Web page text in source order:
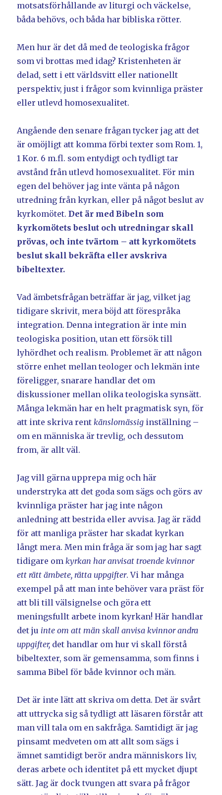
motsatsförhållande av liturgi och väckelse,
båda behövs, och båda har bibliska rötter.
Men hur är det då med de teologiska frågor
som vi brottas med idag? Kristenheten är
delad, sett i ett världsvitt eller nationellt
perspektiv, just i frågor som kvinnliga präster
eller utlevd homosexualitet.
Angående den senare frågan tycker jag att det
är omöjligt att komma förbi texter som Rom. 1,
1 Kor. 6 m.fl. som entydigt och tydligt tar
avstånd från utlevd homosexualitet. För min
egen del behöver jag inte vänta på någon
utredning från kyrkan, eller på något beslut av
kyrkomötet.Det är med Bibeln som
kyrkomötets beslut och utredningar skall
prövas, och inte tvärtom – att kyrkomötets
beslut skall bekräfta eller avskriva
bibeltexter.
Vad ämbetsfrågan beträffar är jag, vilket jag
tidigare skrivit, mera böjd att förespråka
integration. Denna integration är inte min
teologiska position, utan ett försök till
lyhördhet och realism. Problemet är att någon
större enhet mellan teologer och lekmän inte
föreligger, snarare handlar det om
diskussioner mellan olika teologiska synsätt.
Många lekmän har en helt pragmatisk syn, för
att inte skriva rentkänslomässig inställning –
om en människa är trevlig, och dessutom
from, är allt väl.
Jag vill gärna upprepa mig och här
understryka att det goda som sägs och görs av
kvinnliga präster har jag inte någon
anledning att bestrida eller avvisa. Jag är rädd
för att manliga präster har skadat kyrkan
långt mera. Men min fråga är som jag har sagt
tidigare omkyrkan har anvisat troende kvinnor
ett rätt ämbete, rätta uppgifter. Vi har många
exempel på att man inte behöver vara präst för
att bli till välsignelse och göra ett
meningsfullt arbete inom kyrkan! Här handlar
det ju inte om att män skall anvisa kvinnor andra
uppgifter, det handlar om hur vi skall förstå
bibeltexter, som är gemensamma, som finns i
samma Bibel för både kvinnor och män.
Det är inte lätt att skriva om detta. Det är svårt
att uttrycka sig så tydligt att läsaren förstår att
man vill tala om en sakfråga. Samtidigt är jag
pinsamt medveten om att allt som sägs i
ämnet samtidigt berör andra människors liv,
deras arbete och identitet på ett mycket djupt
sätt. Jag är dock tvungen att svara på frågor